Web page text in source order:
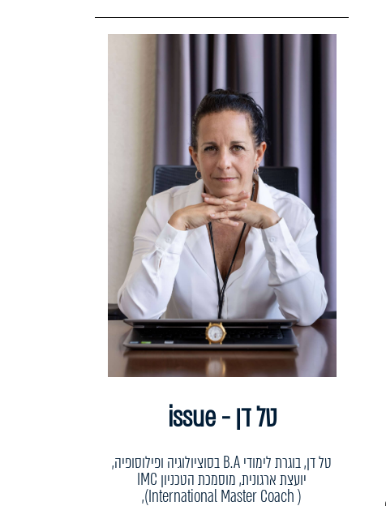
טל דן - issue
טל דן, בוגרת לימודי B.A בסוציולוגיה ופילוסופיה,
יועצת ארגונית, מוסמכת הטכניון IMC
(International Master Coach ),